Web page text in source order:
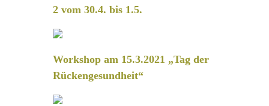
2 vom 30.4. bis 1.5.
Workshop am 15.3.2021 „Tag der
Rückengesundheit“